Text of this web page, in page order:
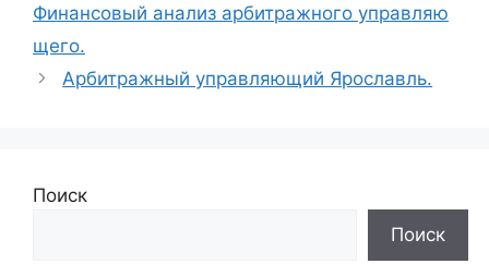
Финансовый анализ арбитражного управляю
щего.
Арбитражный управляющий Ярославль.
Поиск
Поиск